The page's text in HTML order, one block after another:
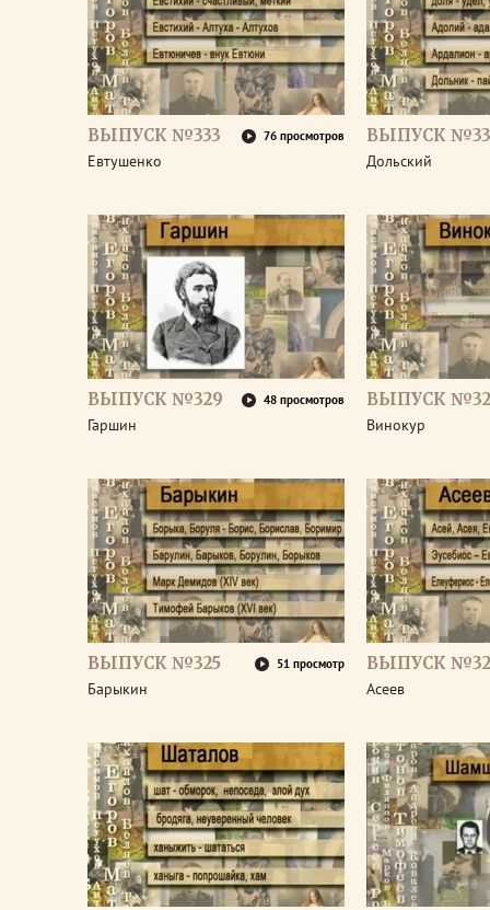
ВЫПУСК №333 76 просмотров
Евтушенко
ВЫПУСК
Дольский
ВЫПУСК №329 48 просмотров
Гаршин
ВЫПУСК
Винокур
ВЫПУСК №325 51 просмотр
Барыкин
ВЫПУСК
Асеев